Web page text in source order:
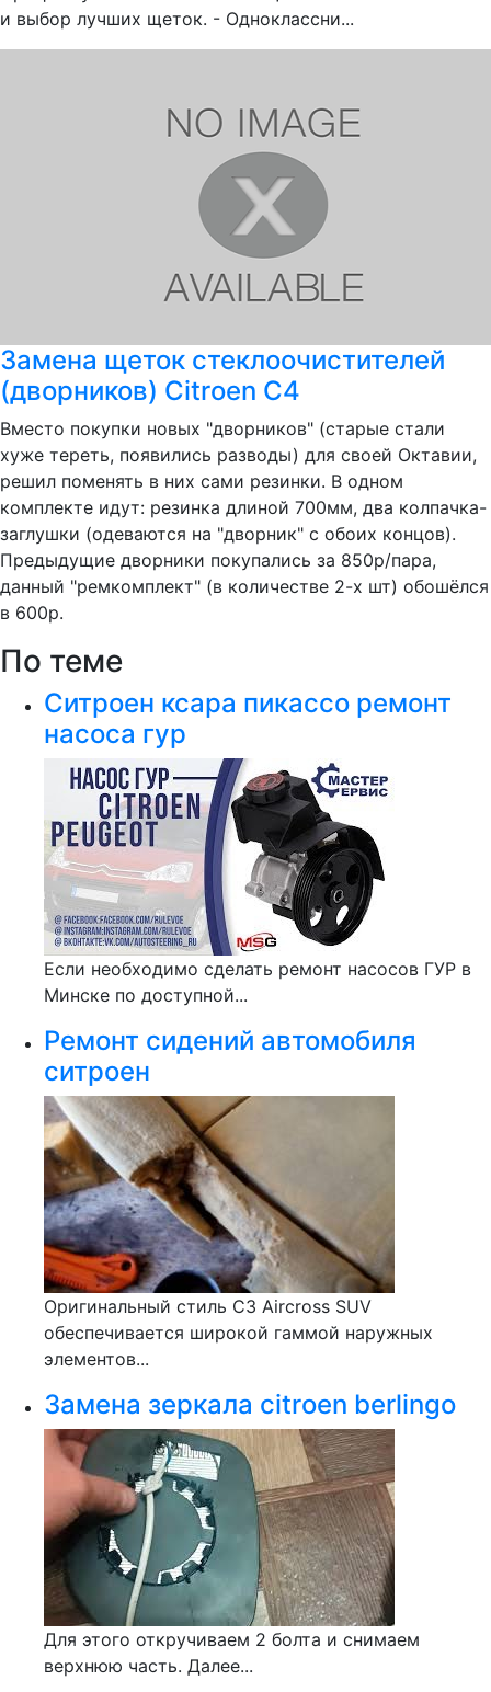
и выбор лучших щеток. - Одноклассни...
Замена щеток стеклоочистителей
(дворников) Citroen C4
Вместо покупки новых "дворников" (старые стали
хуже тереть, появились разводы) для своей Октавии,
решил поменять в них сами резинки. В одном
комплекте идут: резинка длиной 700мм, два колпачка-
заглушки (одеваются на "дворник" с обоих концов).
Предыдущие дворники покупались за 850р/пара,
данный "ремкомплект" (в количестве 2-х шт) обошёлся
в 600р.
По теме
Ситроен ксара пикассо ремонт
насоса гур
Если необходимо сделать ремонт насосов ГУР в
Минске по доступной...
Ремонт сидений автомобиля
ситроен
Оригинальный стиль C3 Aircross SUV
обеспечивается широкой гаммой наружных
элементов...
Замена зеркала citroen berlingo
Для этого откручиваем 2 болта и снимаем
верхнюю часть. Далее...